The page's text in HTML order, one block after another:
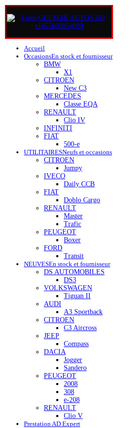
Accueil
OccasionsEn stock et fournisseur
BMW
X1
CITROEN
New C3
MERCEDES
Classe EQA
RENAULT
Clio IV
INFINITI
FIAT
500-e
UTILITAIRESNeufs et occasions
CITROEN
Jumpy
IVECO
Daily CCB
FIAT
Doblo Cargo
RENAULT
Master
Trafic
PEUGEOT
Boxer
FORD
Transit
NEUVESEn stock et fournisseur
DS AUTOMOBILES
DS3
VOLKSWAGEN
Tiguan II
AUDI
A3 Sportback
CITROEN
C3 Aircross
JEEP
Compass
DACIA
Jogger
Sandero
PEUGEOT
2008
308
e-208
RENAULT
Clio V
Prestation AD Expert